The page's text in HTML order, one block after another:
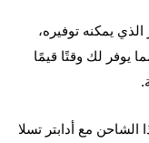
الذي يمكنه توفيره،
يوفر لك وقتًا قيمًا
مع أدابتر تسلا